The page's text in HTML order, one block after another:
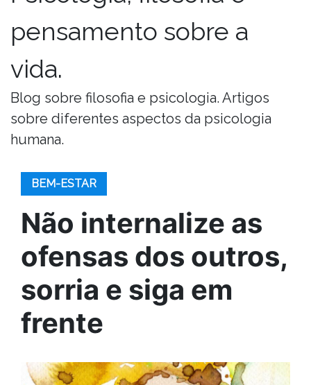
pensamento sobre a
vida.
Blog sobre filosofia e psicologia. Artigos
sobre diferentes aspectos da psicologia
humana.
BEM-ESTAR
Não internalize as
ofensas dos outros,
sorria e siga em
frente